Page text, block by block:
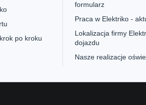
po kroku
formularz
Praca w Elektriko -
Lokalizacja firmy
dojazdu
Nasze realizacje